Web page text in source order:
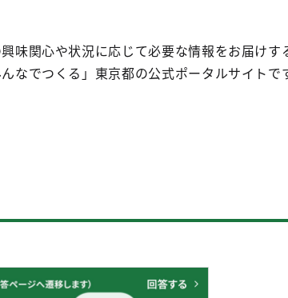
味関心や状況に応じて必要な情報をお届けす
なでつくる」東京都の公式ポータルサイトで